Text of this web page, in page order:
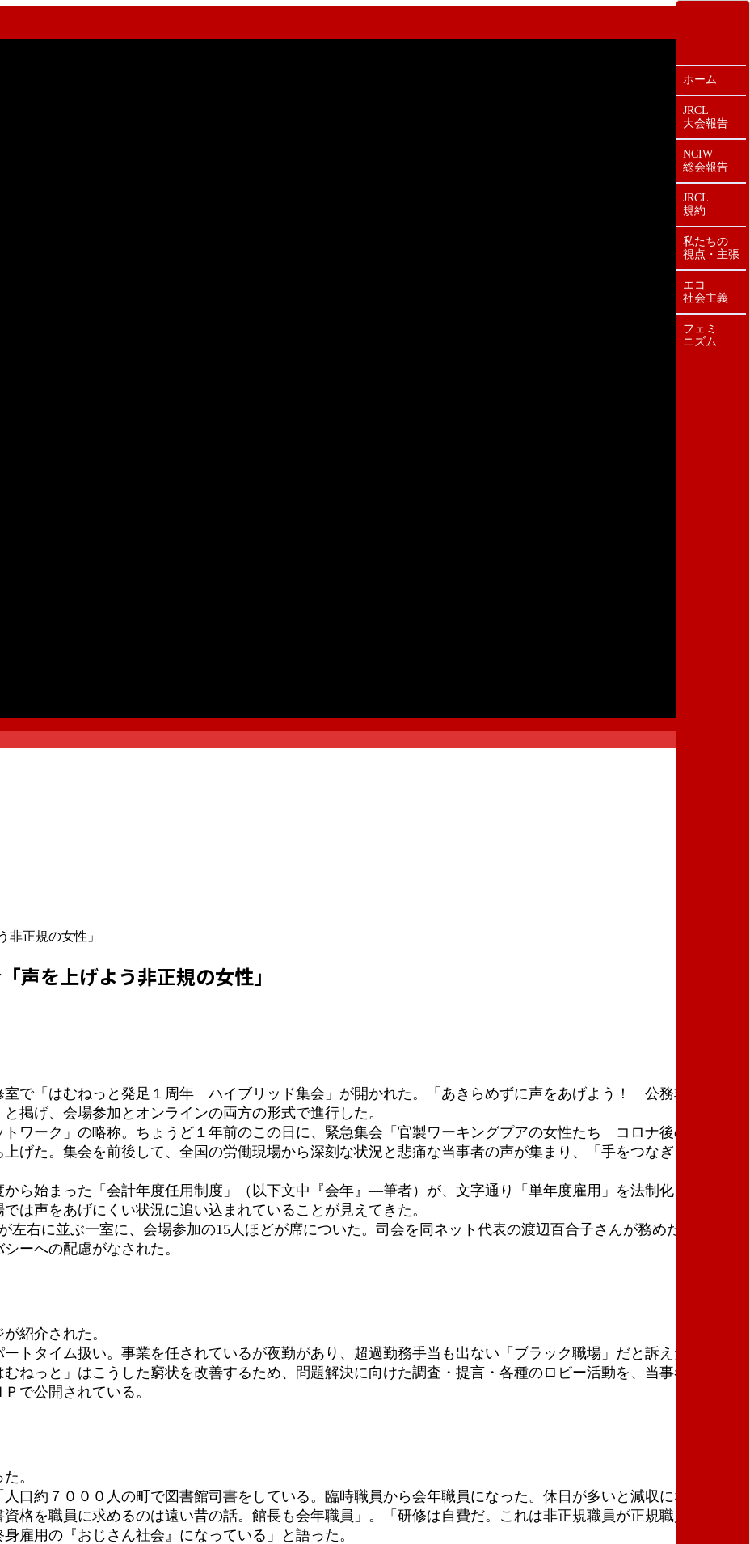
非正規の女性」
声を上げよう非正規の女性」
で「はむねっと発足１周年 ハイブリッド集会」が開かれた。「あきらめずに声をあげよう！ 公務非正規か
掲げ、会場参加とオンラインの両方の形式で進行した。
ワーク」の略称。ちょうど１年前のこの日に、緊急集会「官製ワーキングプアの女性たち コロナ後のリア
げた。集会を前後して、全国の労働現場から深刻な状況と悲痛な当事者の声が集まり、「手をつなぎ、声をあ
ら始まった「会計年度任用制度」（以下文中『会年』―筆者）が、文字通り「単年度雇用」を法制化した、よ
は声をあげにくい状況に追い込まれていることが見えてきた。
右に並ぶ一室に、会場参加の15人ほどが席についた。司会を同ネット代表の渡辺百合子さんが務めた。本集会
ーへの配慮がなされた。
紹介された。
トタイム扱い。事業を任されているが夜勤があり、超過勤務手当も出ない「ブラック職場」だと訴えた。年度
ねっと」はこうした窮状を改善するため、問題解決に向けた調査・提言・各種のロビー活動を、当事者や賛同
で公開されている。
。
口約７０００人の町で図書館司書をしている。臨時職員から会年職員になった。休日が多いと減収になる。遺
格を職員に求めるのは遠い昔の話。館長も会年職員」。「研修は自費だ。これは非正規職員が正規職員より優
雇用の『おじさん社会』になっている」と語った。
ホーム
JRCL
大会報告
NCIW
総会報告
JRCL
規約
私たちの
視点・主張
エコ
社会主義
フェミ
ニズム